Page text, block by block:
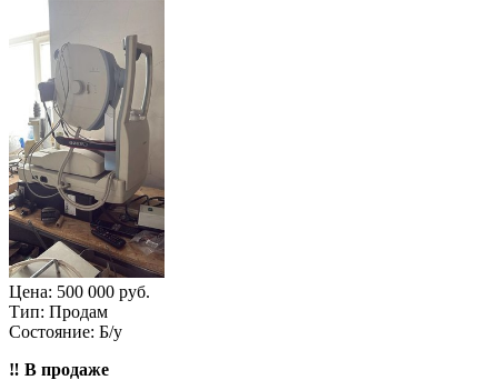
Цена: 500 000 руб.
Тип: Продам
Состояние: Б/у
‼️ В продаже